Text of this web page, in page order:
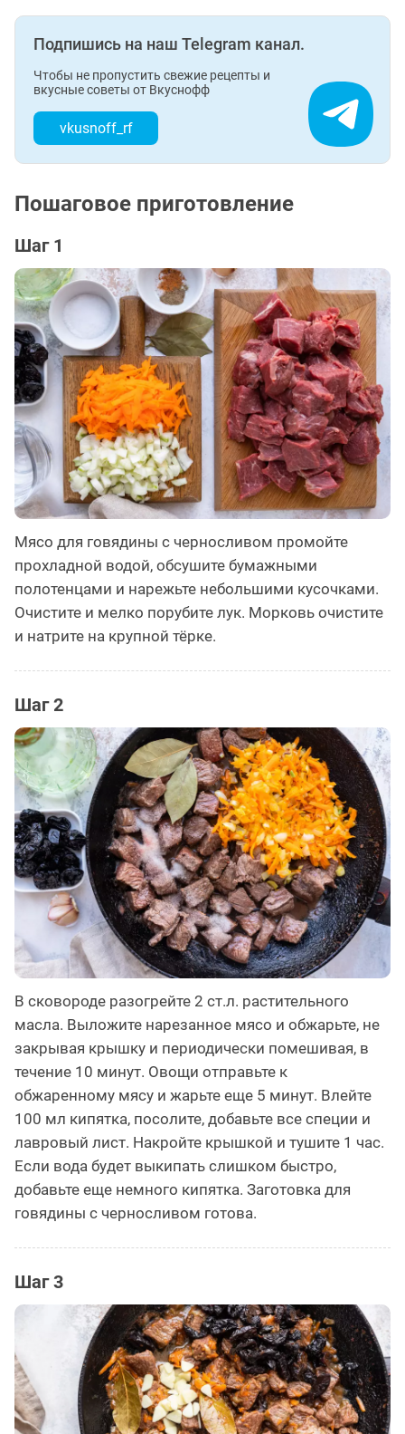
Подпишись на наш Telegram канал.
Чтобы не пропустить свежие рецепты и
вкусные советы от Вкуснофф
vkusnoff_rf
Пошаговое приготовление
Шаг 1
Мясо для говядины с черносливом промойте
прохладной водой, обсушите бумажными
полотенцами и нарежьте небольшими кусочками.
Очистите и мелко порубите лук. Морковь очистите
и натрите на крупной тёрке.
Шаг 2
В сковороде разогрейте 2 ст.л. растительного
масла. Выложите нарезанное мясо и обжарьте, не
закрывая крышку и периодически помешивая, в
течение 10 минут. Овощи отправьте к
обжаренному мясу и жарьте еще 5 минут. Влейте
100 мл кипятка, посолите, добавьте все специи и
лавровый лист. Накройте крышкой и тушите 1 час.
Если вода будет выкипать слишком быстро,
добавьте еще немного кипятка. Заготовка для
говядины с черносливом готова.
Шаг 3